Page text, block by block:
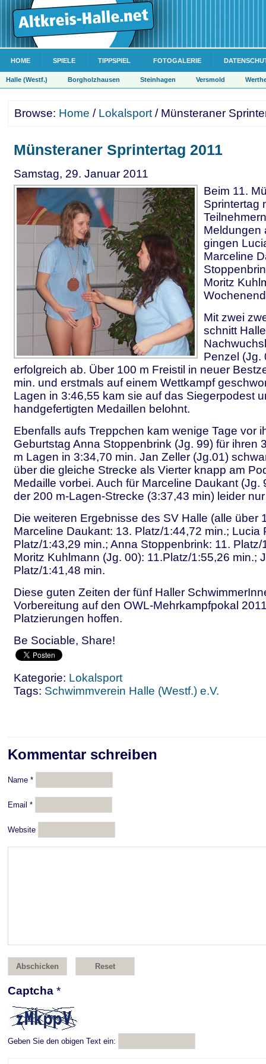
HOME SPIELE TIPPSPIEL FOTOGALERIE
Halle (Westf.) Borgholzhausen Steinhagen Versmold
Browse: Home / Lokalsport / Münsteraner
Münsteraner Sprintertag 2011
Samstag, 29. Januar 2011
Beim 11.
Sprintertag
Meldungen
gingen
Marceline
Moritz
Mit zwei
schnitt
Penzel (Jg.
erfolgreich ab. Über 100 m Freistil in neuer
min. und erstmals auf einem Wettkampf
Lagen in 3:46,55 kam sie auf das Siegerpodest
handgefertigten Medaillen belohnt.
Ebenfalls aufs Treppchen kam wenige Tage vor
Geburtstag Anna Stoppenbrink (Jg. 99) für ihren
m Lagen in 3:34,70 min. Jan Zeller (Jg.01)
über die gleiche Strecke als Vierter knapp am
Medaille vorbei. Auch für Marceline Daukant (Jg.
der 200 m-Lagen-Strecke (3:37,43 min) leider
Die weiteren Ergebnisse des SV Halle (alle über
Marceline Daukant: 13. Platz/1:44,72 min.; Lucia
Platz/1:43,29 min.; Anna Stoppenbrink: 11. Platz/
Moritz Kuhlmann (Jg. 00): 11.Platz/1:55,26 min.;
Platz/1:41,48 min.
Diese guten Zeiten der fünf Haller
Vorbereitung auf den OWL-Mehrkampfpokal
Platzierungen hoffen.
Be Sociable, Share!
Kategorie: Lokalsport
Tags: Schwimmverein Halle (Westf.) e.V.
Kommentar schreiben
Name *
Email *
Website
Captcha *
Geben Sie den obigen Text ein: